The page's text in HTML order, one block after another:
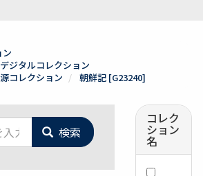
ン
ジタルコレクション
コレクション
朝鮮記 [G23240]
検索
コレク
ション
名